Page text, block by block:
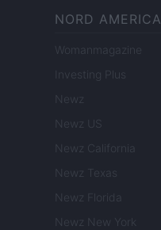
NORD AMERICA
Womanmagazine
Investing Plus
Newz
Newz US
Newz California
Newz Texas
Newz Florida
Newz New York